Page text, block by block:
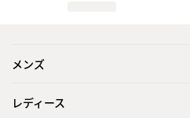
メンズ
レディース